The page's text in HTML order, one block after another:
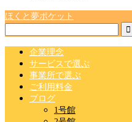
ほくと夢ポケット
企業理念
サービスで選ぶ
事業所で選ぶ
ご利用料金
ブログ
1号館